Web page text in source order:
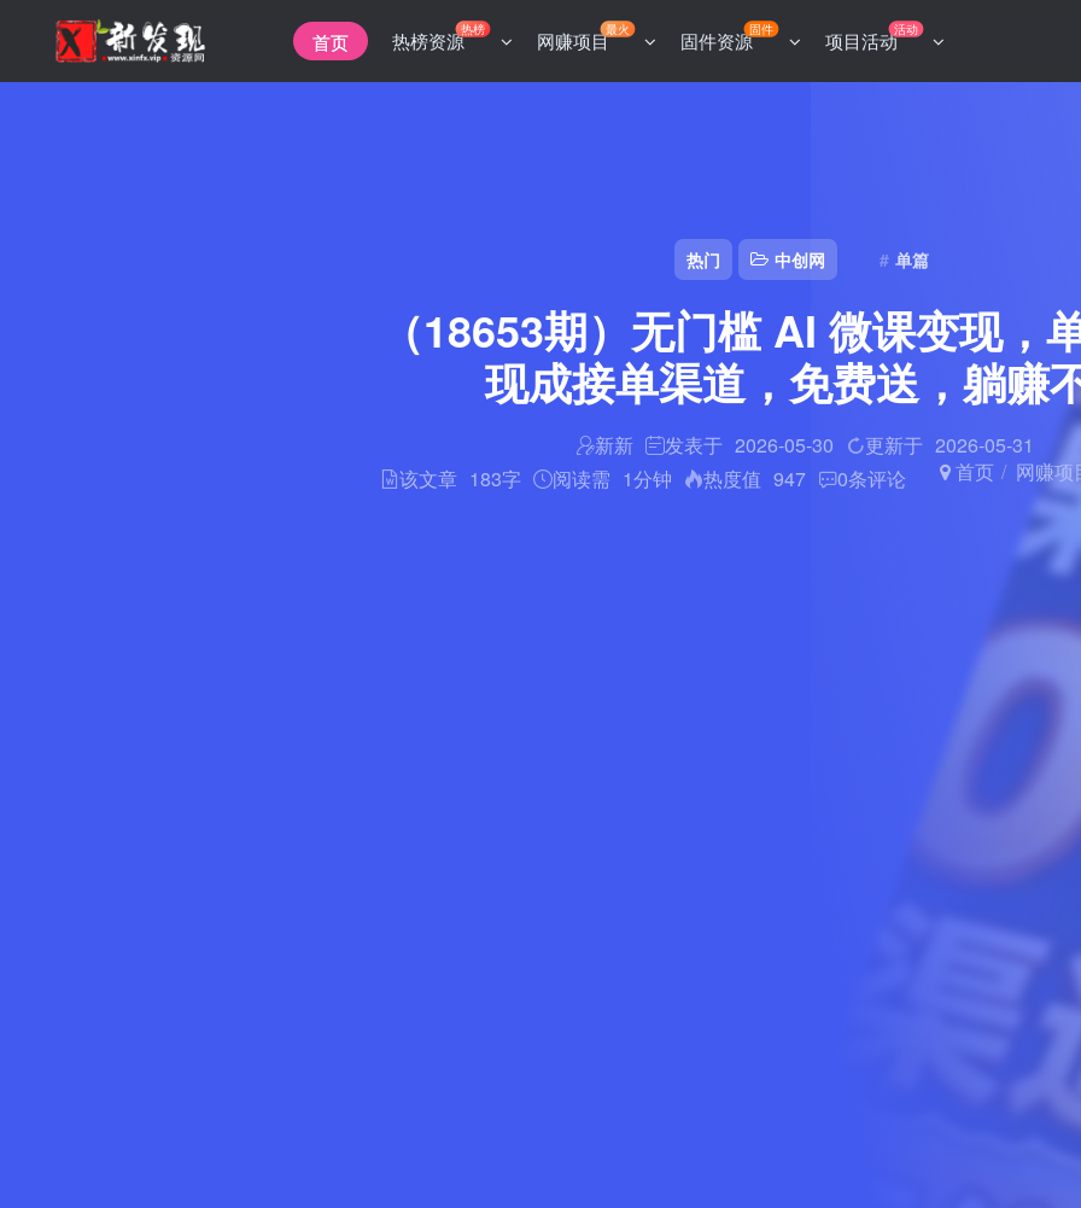
热门 中创网 单篇
（18653期）无门槛 AI 微课变现，
现成接单渠道，免费送，躺赚
新新 发表于 2026-05-30 更新于 2026-05-31
该文章 183字 阅读需 1分钟 热度值 947 0条评论 首页 网赚项
首页 热榜资源热榜 网赚项目最火 固件资源固件 项目活动活动